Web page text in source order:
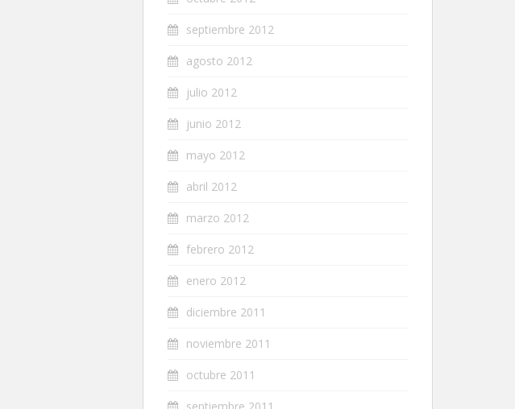
septiembre 2012
agosto 2012
julio 2012
junio 2012
mayo 2012
abril 2012
marzo 2012
febrero 2012
enero 2012
diciembre 2011
noviembre 2011
octubre 2011